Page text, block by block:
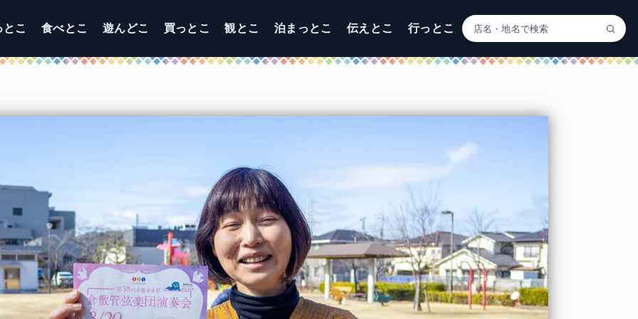
こ 食べとこ 遊んどこ 買っとこ 観とこ 泊まっとこ 伝えとこ 行っとこ